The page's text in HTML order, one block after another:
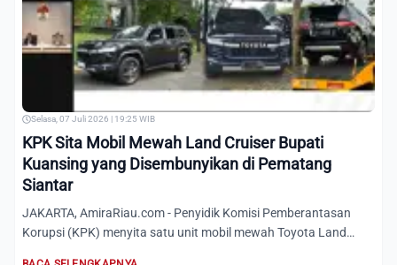
Selasa, 07 Juli 2026 | 19:25 WIB
KPK Sita Mobil Mewah Land Cruiser Bupati
Kuansing yang Disembunyikan di Pematang
Siantar
JAKARTA, AmiraRiau.com - Penyidik Komisi Pemberantasan
Korupsi (KPK) menyita satu unit mobil mewah Toyota Land